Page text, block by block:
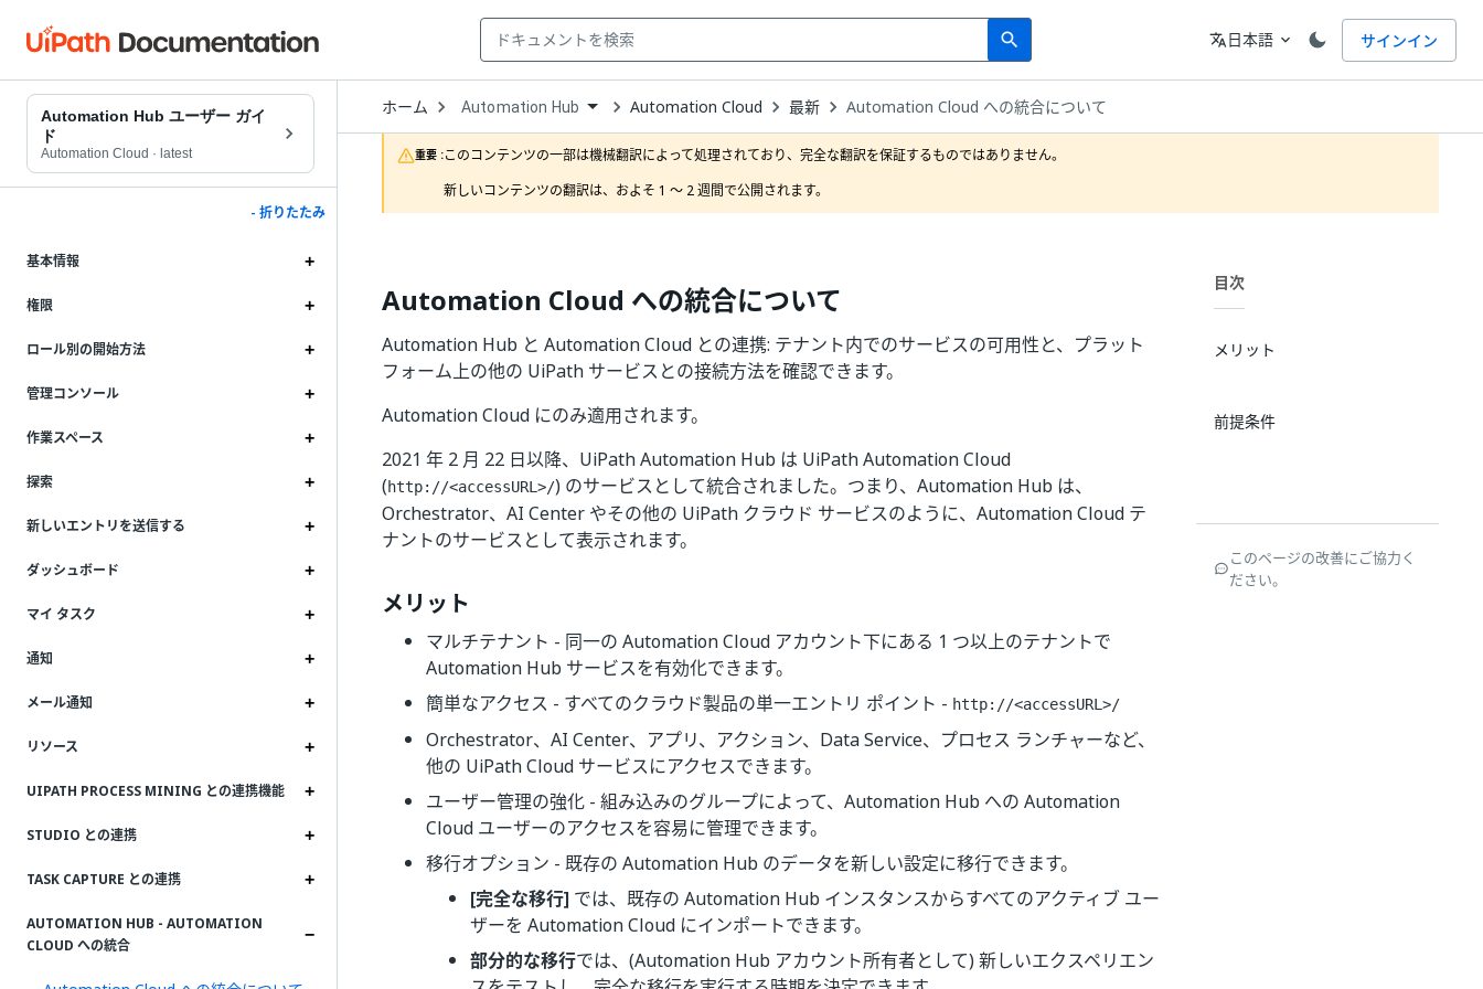
search
Search 言語
translate日本語 expand_more サインイン
Automation Hub ユーザー ガイ
ド
Automation Cloud · latest
- 折りたたみ
基本情報
権限
ロール別の開始方法
管理コンソール
作業スペース
探索
新しいエントリを送信する
ダッシュボード
マイ タスク
通知
メール通知
リソース
UIPATH PROCESS MINING との連携機能
STUDIO との連携
TASK CAPTURE との連携
AUTOMATION HUB - AUTOMATION
CLOUD への統合
ホーム Open
Dropdown
to
choose
product
Automation Hub Automation Cloud 最新 Automation Cloud への統合について
重要 :このコンテンツの一部は機械翻訳によって処理されており、完全な翻訳を保証するものではありません。
新しいコンテンツの翻訳は、およそ 1 ～ 2 週間で公開されます。
Automation Cloud への統合について
Automation Hub と Automation Cloud との連携: テナント内でのサービスの可用性と、プラット
フォーム上の他の UiPath サービスとの接続方法を確認できます。
Automation Cloud にのみ適用されます。
2021 年 2 月 22 日以降、UiPath Automation Hub は UiPath Automation Cloud
(http://<accessURL>/) のサービスとして統合されました。つまり、Automation Hub は、
Orchestrator、AI Center やその他の UiPath クラウド サービスのように、Automation Cloud テ
ナントのサービスとして表示されます。
メリット
マルチテナント - 同一の Automation Cloud アカウント下にある 1 つ以上のテナントで
Automation Hub サービスを有効化できます。
簡単なアクセス - すべてのクラウド製品の単一エントリ ポイント - http://<accessURL>/
Orchestrator、AI Center、アプリ、アクション、Data Service、プロセス ランチャーなど、
他の UiPath Cloud サービスにアクセスできます。
ユーザー管理の強化 - 組み込みのグループによって、Automation Hub への Automation
Cloud ユーザーのアクセスを容易に管理できます。
移行オプション - 既存の Automation Hub のデータを新しい設定に移行できます。
[完全な移行] では、既存の Automation Hub インスタンスからすべてのアクティブ ユー
ザーを Automation Cloud にインポートできます。
部分的な移行では、(Automation Hub アカウント所有者として) 新しいエクスペリエン
目次
メリット
前提条件
このページの改善にご協力く
ださい。